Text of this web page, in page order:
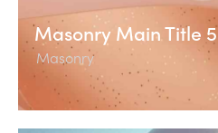
Masonry Main Title 5
Masonry